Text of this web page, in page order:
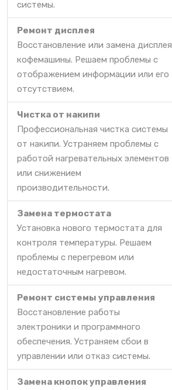
системы.
Ремонт дисплея
Восстановление или замена дисплея
кофемашины. Решаем проблемы с
отображением информации или его
отсутствием.
Чистка от накипи
Профессиональная чистка системы
от накипи. Устраняем проблемы с
работой нагревательных элементов
или снижением
производительности.
Замена термостата
Установка нового термостата для
контроля температуры. Решаем
проблемы с перегревом или
недостаточным нагревом.
Ремонт системы управления
Восстановление работы
электроники и программного
обеспечения. Устраняем сбои в
управлении или отказ системы.
Замена кнопок управления